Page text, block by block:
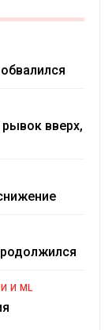
вверх,
И ML